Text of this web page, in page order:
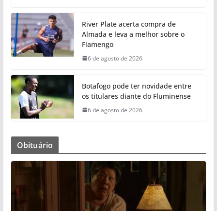
River Plate acerta compra de
Almada e leva a melhor sobre o
Flamengo
6 de agosto de 2026
Botafogo pode ter novidade entre
os titulares diante do Fluminense
6 de agosto de 2026
Obituário